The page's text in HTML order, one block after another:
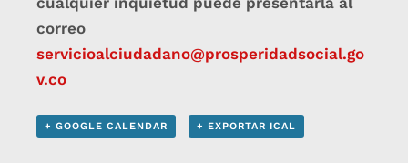
correo
servicioalciudadano@prosperidadsocial.go
v.co
+ GOOGLE CALENDAR + EXPORTAR ICAL